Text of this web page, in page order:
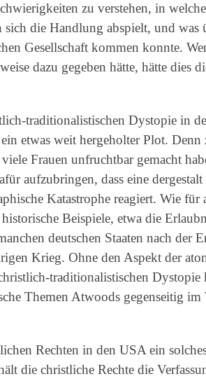
zu verstehen, in
sich die Handlung abspielt, und was
Gesellschaft kommen konnte.
dazu gegeben hätte, hätte dies
traditionalistischen Dystopie in
etwas weit hergeholter Plot. Denn
Frauen unfruchtbar gemacht
aufzubringen, dass eine
Katastrophe reagiert. Wie
Beispiele, etwa die
deutschen Staaten nach der
Krieg. Ohne den Aspekt der
traditionalistischen Dystopie
Themen Atwoods gegenseitig im
Rechten in den USA ein
die christliche Rechte die